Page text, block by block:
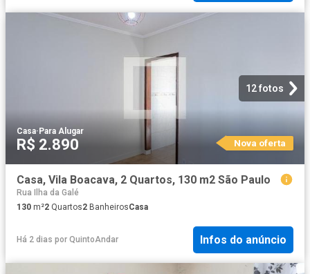
12 fotos
Casa·Para Alugar
R$ 2.890 Nova oferta
Casa, Vila Boacava, 2 Quartos, 130 m2 São Paulo
Rua Ilha da Galé
130 m²2 Quartos2 BanheirosCasa
Há 2 dias por QuintoAndar Infos do anúncio